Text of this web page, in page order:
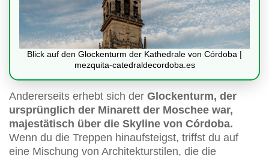
Blick auf den Glockenturm der Kathedrale von Córdoba |
mezquita-catedraldecordoba.es
Andererseits erhebt sich der Glockenturm, der
ursprünglich der Minarett der Moschee war,
majestätisch über die Skyline von Córdoba.
Wenn du die Treppen hinaufsteigst, triffst du auf
eine Mischung von Architekturstilen, die die